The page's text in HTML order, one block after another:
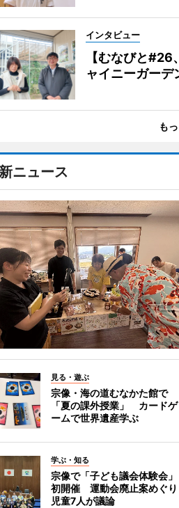
インタビュー
【むなびと
ャイニーガーデ
も
ニュース
見る・遊ぶ
宗像・海の道むなかた館で
「夏の課外授業」 カードゲ
ームで世界遺産学ぶ
学ぶ・知る
宗像で「子ども議会体験会」
初開催 運動会廃止案めぐり
児童7人が議論